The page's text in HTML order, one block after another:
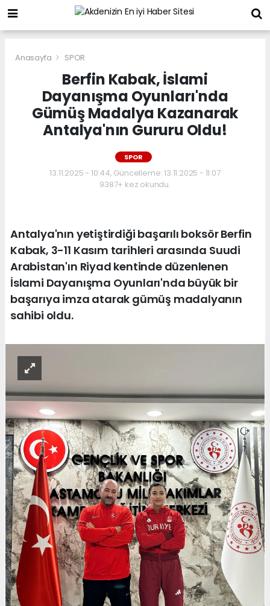
Anasayfa SPOR
Berfin Kabak, İslami
Dayanışma Oyunları'nda
Gümüş Madalya Kazanarak
Antalya'nın Gururu Oldu!
SPOR
13.11.2025 - 10:44, Güncelleme: 13.11.2025 - 11:07
9387+ kez okundu.
Antalya'nın yetiştirdiği başarılı boksör Berfin
Kabak, 3-11 Kasım tarihleri arasında Suudi
Arabistan'ın Riyad kentinde düzenlenen
İslami Dayanışma Oyunları'nda büyük bir
başarıya imza atarak gümüş madalyanın
sahibi oldu.